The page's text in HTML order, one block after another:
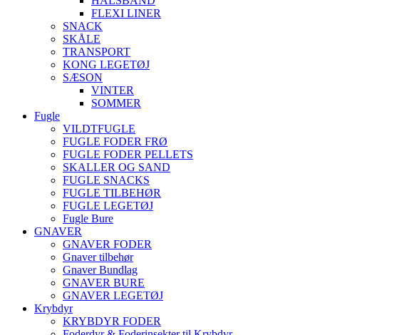
FLEXI LINER
SNACK
SKÅLE
TRANSPORT
KONG LEGETØJ
SÆSON
VINTER
SOMMER
Fugle
VILDTFUGLE
FUGLE FODER FRØ
FUGLE FODER PELLETS
SKALLER OG SAND
FUGLE SNACKS
FUGLE TILBEHØR
FUGLE LEGETØJ
Fugle Bure
GNAVER
GNAVER FODER
Gnaver tilbehør
Gnaver Bundlag
GNAVER BURE
GNAVER LEGETØJ
Krybdyr
KRYBDYR FODER